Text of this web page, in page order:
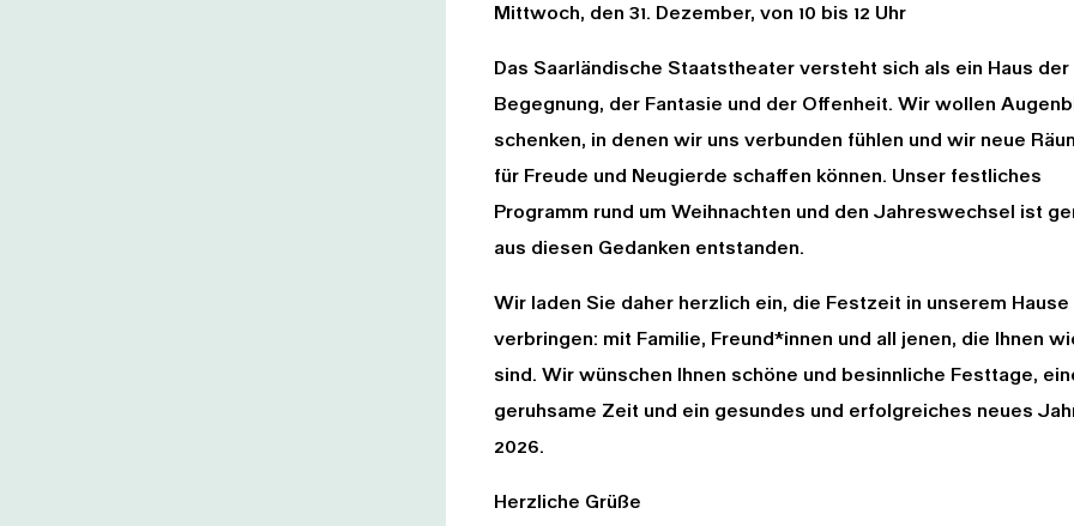
Mittwoch, den 31. Dezember, von 10 bis 12 Uhr
Das Saarländische Staatstheater versteht sich als ein Haus der
Begegnung, der Fantasie und der Offenheit. Wir wollen
schenken, in denen wir uns verbunden fühlen und wir neue
für Freude und Neugierde schaffen können. Unser festliches
Programm rund um Weihnachten und den Jahreswechsel ist
aus diesen Gedanken entstanden.
Wir laden Sie daher herzlich ein, die Festzeit in unserem Hause
verbringen: mit Familie, Freund*innen und all jenen, die Ihnen
sind. Wir wünschen Ihnen schöne und besinnliche Festtage,
geruhsame Zeit und ein gesundes und erfolgreiches neues
2026.
Herzliche Grüße